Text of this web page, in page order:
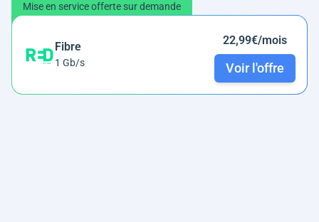
Mise en service offerte sur demande
Fibre
1 Gb/s
22,99€/mois
Voir l'offre